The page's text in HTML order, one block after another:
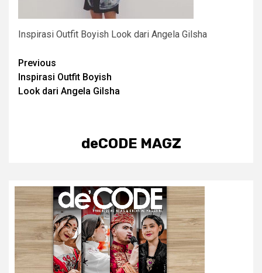
Inspirasi Outfit Boyish Look dari Angela Gilsha
Post
navigation
Previous
Inspirasi Outfit Boyish
Look dari Angela Gilsha
deCODE MAGZ